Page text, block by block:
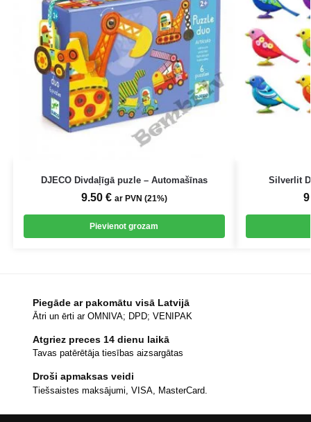
DJECO Divdaļīgā puzle – Automašīnas
9.50 € ar PVN (21%)
Pievienot grozam
Silverlit
Piegāde ar pakomātu visā Latvijā
Ātri un ērti ar OMNIVA; DPD; VENIPAK
Atgriez preces 14 dienu laikā
Tavas patērētāja tiesības aizsargātas
Droši apmaksas veidi
Tiešsaistes maksājumi, VISA, MasterCard.